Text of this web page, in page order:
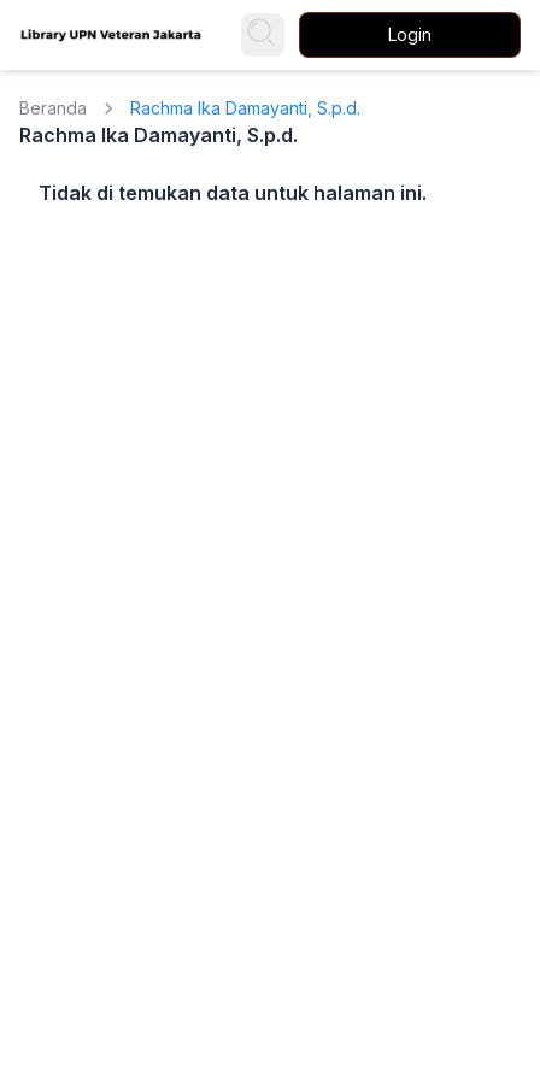
Login
Beranda Rachma Ika Damayanti, S.p.d.
Rachma Ika Damayanti, S.p.d.
Tidak di temukan data untuk halaman ini.